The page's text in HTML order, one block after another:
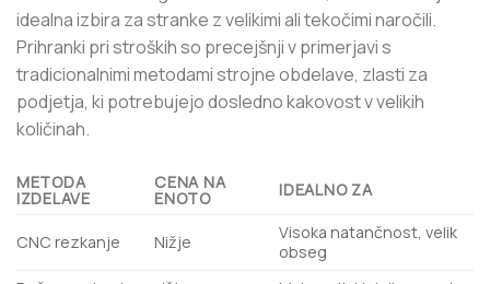
idealna izbira za stranke z velikimi ali tekočimi naročili.
Prihranki pri stroških so precejšnji v primerjavi s
tradicionalnimi metodami strojne obdelave, zlasti za
podjetja, ki potrebujejo dosledno kakovost v velikih
količinah.
METODA
IZDELAVE
CENA NA
ENOTO IDEALNO ZA
CNC rezkanje Nižje
Visoka natančnost, velik
obseg